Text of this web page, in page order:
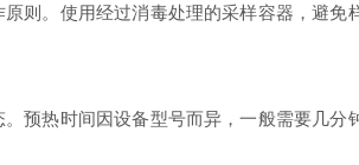
。使用经过消毒处理的采样容器，避免
热时间因设备型号而异，一般需要几分